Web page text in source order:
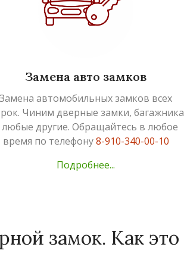
Замена авто замков
Замена автомобильных замков всех
Чиним дверные замки, багажника
любые другие. Обращайтесь в любое
время по телефону8-910-340-00-10
Подробнее...
замок. Как это